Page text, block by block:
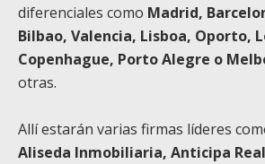
diferenciales como Madrid,
Bilbao, Valencia, Lisboa, Oporto,
Copenhague, Porto Alegre o
otras.
Allí estarán varias firmas líderes
Aliseda Inmobiliaria, Anticipa Real